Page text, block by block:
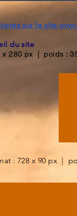
sur le site
du site
x 280 px | poids :
: 728 x 90 px |